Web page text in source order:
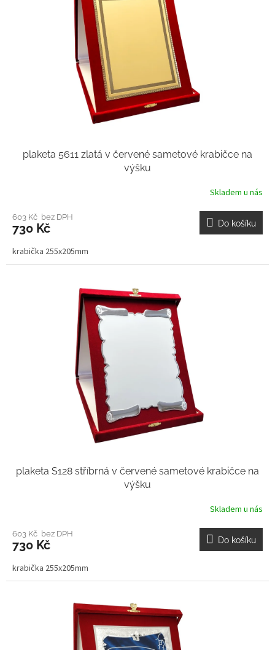
plaketa 5611 zlatá v červené sametové krabičce na
výšku
Skladem u nás
603 Kč bez DPH
730 Kč Do košíku
krabička 255x205mm
plaketa S128 stříbrná v červené sametové krabičce na
výšku
Skladem u nás
603 Kč bez DPH
730 Kč Do košíku
krabička 255x205mm